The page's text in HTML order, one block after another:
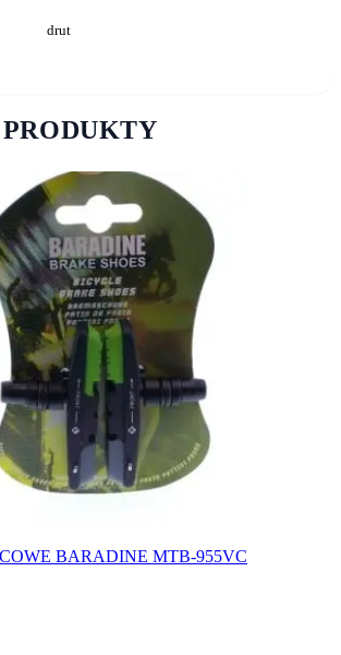
drut
BARADINE MTB-955VC